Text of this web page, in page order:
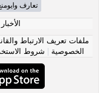
تعارف
الأخبار
ملفات تعريف الارتباط
الخصوصية | شروط